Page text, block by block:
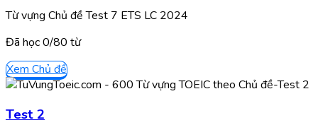
Từ vựng Chủ đề Test 7 ETS LC 2024
Đã học0/80 từ
Xem Chủ đề
Test 2